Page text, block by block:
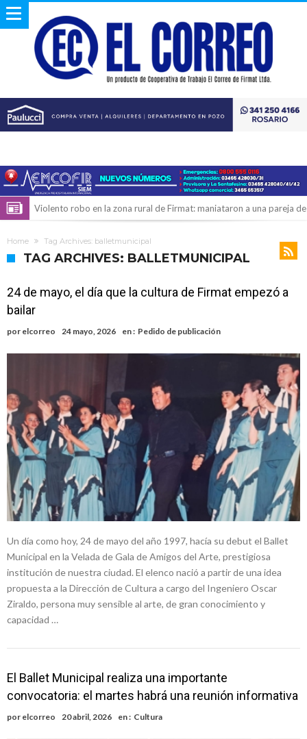
Violento robo en la zona rural de Firmat: maniataron a una pareja de
Vilela
Firmat: “Codo a codo” lanza una campaña de recolección de
confirmada y planteles renovados
Güemes y Mariano Vera
Cañada del Ucle se prepara para la 5ª edición de la Expo Dose
Distinguieron a Ramiro Maldonado, el campeón juvenil de malambo
de Los Quirquinchos
Villada: evalúan obras preventivas ante posibles lluvias intensas
Home Tag Archives: balletmunicipal
TAG ARCHIVES: BALLETMUNICIPAL
24 de mayo, el día que la cultura de Firmat empezó a
bailar
por elcorreo 24 mayo, 2026 en : Pedido de publicación
Un día como hoy, 24 de mayo del año 1997, hacía su debut el Ballet
Municipal en la Velada de Gala de Amigos del Arte, prestigiosa
institución de nuestra ciudad. El elenco nació a partir de una idea
propuesta a la Dirección de Cultura a cargo del Ingeniero Oscar
Ziraldo, persona muy sensible al arte, de gran conocimiento y
capacidad …
El Ballet Municipal realiza una importante
convocatoria: el martes habrá una reunión informativa
por elcorreo 20 abril, 2026 en : Cultura